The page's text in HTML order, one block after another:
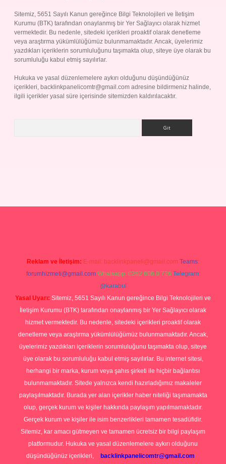
Sitemiz, 5651 Sayılı Kanun gereğince Bilgi Teknolojileri ve İletişim
Kurumu (BTK) tarafından onaylanmış bir Yer Sağlayıcı olarak hizmet
vermektedir. Bu nedenle, sitedeki içerikleri proaktif olarak denetleme
veya araştırma yükümlülüğümüz bulunmamaktadır. Ancak, üyelerimiz
yazdıkları içeriklerin sorumluluğunu taşımakta olup, siteye üye olarak bu
sorumluluğu kabul etmiş sayılırlar.
Hukuka ve yasal düzenlemelere aykırı olduğunu düşündüğünüz
içerikleri, backlinkpanelicomtr@gmail.com adresine bildirmeniz halinde,
ilgili içerikler yasal süre içerisinde sitemizden kaldırılacaktır.
Reklam ve İletişim: E-mail: backlinkpaneli@gmail.com Teams:
forumhizmeti@gmail.com Whatsapp: 0262 606 0 726 Telegram:
@karabul
Yasal Uyarı: Sitemiz, 5651 Sayılı Kanun gereğince Bilgi Teknolojileri ve
İletişim Kurumu (BTK) tarafından onaylanmış bir Yer Sağlayıcı olarak
hizmet vermektedir. Bu nedenle, sitedeki içerikleri proaktif olarak
denetleme veya araştırma yükümlülüğümüz bulunmamaktadır. Ancak,
üyelerimiz yazdıkları içeriklerin sorumluluğunu taşımakta olup, siteye
üye olarak bu sorumluluğu kabul etmiş sayılırlar. Bu internet sitesi,
herhangi bir marka, kurum veya şahıs şirketi ile hiçbir bağlantısı
bulunmamaktadır. Sitede yalnızca kendi hazırladığımız makaleler
paylaşılmaktadır. Burada yer alan içerikler haber niteliği taşımamakta
olup, gerçek kurum ve kişiler hakkında paylaşım yapılmamaktadır.
Gerçek kurum ve kişiler ile isim benzerlikleri tamamen tesadüfidir.
Sitemiz, kar amacı gütmeyen ve tamamen ücretsiz bir bilgi paylaşım
platformudur. Hukuka ve yasal düzenlemelere aykırı olduğunu
düşündüğünüz içerikleri,
backlinkpanelicomtr@gmail.com